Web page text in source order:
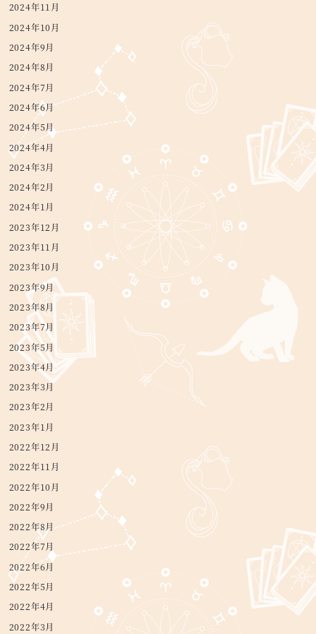
2024年11月
2024年10月
2024年9月
2024年8月
2024年7月
2024年6月
2024年5月
2024年4月
2024年3月
2024年2月
2024年1月
2023年12月
2023年11月
2023年10月
2023年9月
2023年8月
2023年7月
2023年5月
2023年4月
2023年3月
2023年2月
2023年1月
2022年12月
2022年11月
2022年10月
2022年9月
2022年8月
2022年7月
2022年6月
2022年5月
2022年4月
2022年3月